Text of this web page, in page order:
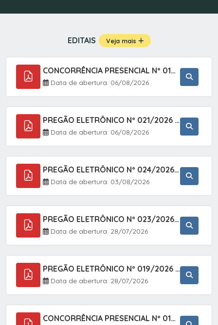
EDITAIS Veja mais
CONCORRÊNCIA PRESENCIAL Nº 019/2025 - PAVIMENTAÇÃO ASFÁLTICA EM TRECHO DA RUA 2 NO BAIRRO VILA SOARES NO MUNICÍPIO DE SETE BARRAS/SP.
Data de abertura: 06/08/2026
PREGÃO ELETRÔNICO Nº 021/2026 - AQUISIÇÃO DE CONTENTORES E CARRINHOS, DESTINADOS A COLETIVA E MANEJO DE RESÍDUOS SÓLIDOS, ATRAVÉS DO SISTEMA DE REGISTRO DE PREÇOS (SRP)
Data de abertura: 06/08/2026
PREGÃO ELETRÔNICO Nº 024/2026 - AQUISIÇÃO DE GÁS MEDICINAL TIPO OXIGÊNIO (1,00 M3, 3,00 M3 E 10,00 M3), EM ATENDIMENTO À SECRETARIA MUNICIPAL DE SAÚDE, ATRAVÉS DO SISTEMA DE REGISTRO DE PREÇOS (SRP)
Data de abertura: 03/08/2026
PREGÃO ELETRÔNICO Nº 023/2026 - AQUISIÇÃO DE ENXOVAL INFANTIL, EM ATENDIMENTO À SECRETARIA MUNICIPAL DE EDUCAÇÃO, ATRAVÉS DO SISTEMA DE REGISTRO DE PREÇOS (SRP).
Data de abertura: 28/07/2026
PREGÃO ELETRÔNICO Nº 019/2026 - CONTRATAÇÃO DE EMPRESA ESPECIALIZADA PARA A PRESTAÇÃO DE SERVIÇOS VETERINÁRIOS CLÍNICOS E CIRÚRGICOS, COM FOCO EM AÇÕES DE SAÚDE PÚBLICA, BEM-ESTAR ANIMAL E CONTROLE POPULACIONAL ÉTICO DE CÃES E GATOS, EM ATENDIMENTO À
Data de abertura: 28/07/2026
CONCORRÊNCIA PRESENCIAL Nº 018/2026 - PAVIMENTAÇÃO ASFÁLTICA NO BAIRRO VOTUPOCA ? ESTRADA DA RAPOSA, NO MUNICÍPIO DE SETE BARRAS/SP